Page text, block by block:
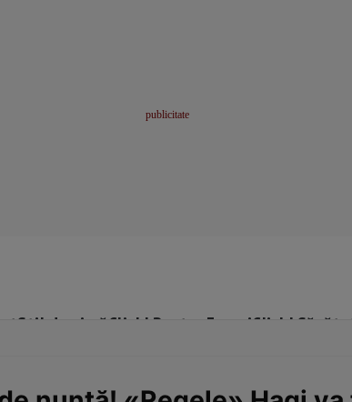
Stil de viațăClick! Pentru FemeiClick!